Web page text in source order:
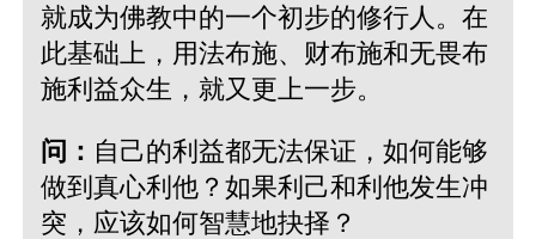
就成为佛教中的一个初步的修行人。在
此基础上，用法布施、财布施和无畏布
施利益众生，就又更上一步。
问： 自己的利益都无法保证，如何能够
做到真心利他？如果利己和利他发生冲
突，应该如何智慧地抉择？